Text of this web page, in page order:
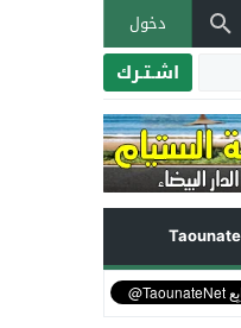
دخول
اشـتـرك